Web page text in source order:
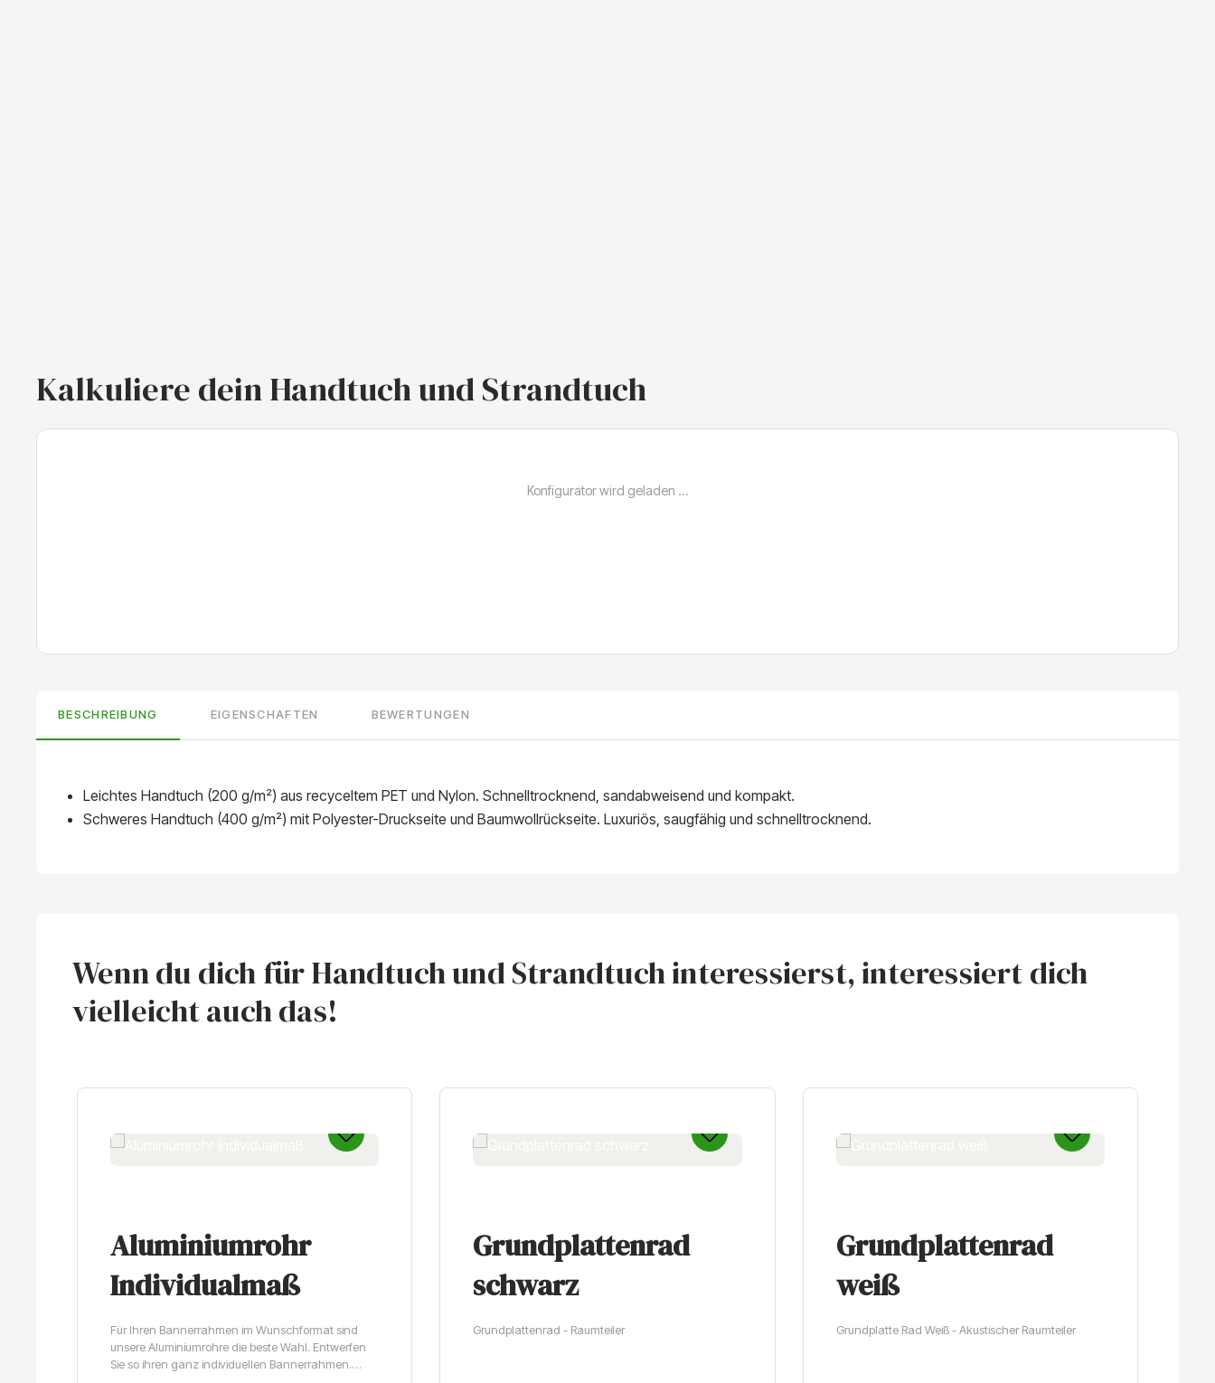
Kalkuliere dein Handtuch und Strandtuch
BESCHREIBUNG EIGENSCHAFTEN BEWERTUNGEN
Leichtes Handtuch (200 g/m²) aus recyceltem PET und Nylon. Schnelltrocknend, sandabweisend und kompakt.
Schweres Handtuch (400 g/m²) mit Polyester-Druckseite und Baumwollrückseite. Luxuriös, saugfähig und schnelltrocknend.
Wenn du dich für Handtuch und Strandtuch interessierst, interessiert dich
vielleicht auch das!
Aluminiumrohr
Individualmaß
Für Ihren Bannerrahmen im Wunschformat sind
unsere Aluminiumrohre die beste Wahl. Entwerfen
Sie so ihren ganz individuellen Bannerrahmen.
Grundplattenrad
schwarz
Grundplattenrad - Raumteiler
Grundplattenrad
weiß
Grundplatte Rad Weiß - Akustischer Raumteiler